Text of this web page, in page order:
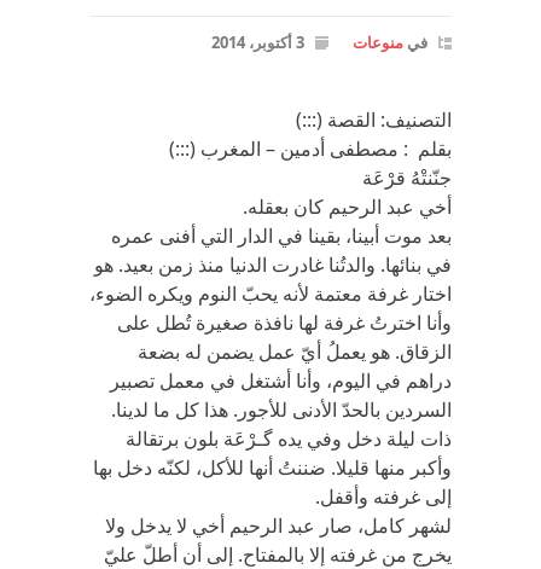
في منوعات 3 أكتوبر، 2014
التصنيف: القصة (:::)
بقلم : مصطفى أدمين – المغرب (:::)
جنّنتْهُ قرْعَة
أخي عبد الرحيم كان بعقله.
بعد موت أبينا، بقينا في الدار التي أفنى عمره
في بنائها. والدتُنا غادرت الدنيا منذ زمن بعيد. هو
اختار غرفة معتمة لأنه يحبّ النوم ويكره الضوء،
وأنا اخترتُ غرفة لها نافذة صغيرة تُطل على
الزقاق. هو يعملُ أيّ عمل يضمن له بضعة
دراهم في اليوم، وأنا أشتغل في معمل تصبير
السردين بالحدّ الأدنى للأجور. هذا كل ما لدينا.
ذات ليلة دخل وفي يده گـرْعَة بلون برتقالة
وأكبر منها قليلا. ضننتُ أنها للأكل، لكنّه دخل بها
إلى غرفته وأقفل.
لشهر كامل، صار عبد الرحيم أخي لا يدخل ولا
يخرج من غرفته إلا بالمفتاح. إلى أن أطلّ عليّ